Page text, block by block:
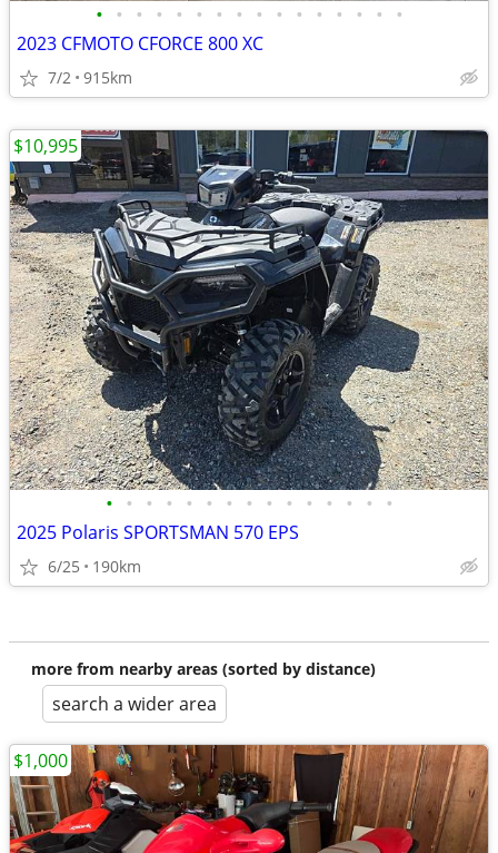
• • • • • • • • • • • • • • • •
2023 CFMOTO CFORCE 800 XC
7/2 915km
• • • • • • • • • • • • • • •
2025 Polaris SPORTSMAN 570 EPS
6/25 190km
$10,995
more from nearby areas (sorted by distance)
search a wider area
$1,000